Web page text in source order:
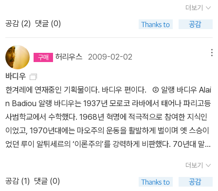
된다.(같은 책: 197 ; 199). 이것에 대한 믿음이 바로 메시아즘이며,
이러한 메시아즘에 대한 믿음을 기반으로 바울은 실천할 수 있었고,
벤야민은 아케이드 프로젝트를 진행할 수 있었음을 아감벤은 말하고
자 하였다. 이들이 말하고자 하는 것, 그들의 현란한 말하기가 포장
해 놓은 것은 결국 실천이 아닐까? 그렇다면 이 지난하고도 엄숙한
실천이 예비하고 있는 것은 무엇인가? 실천이 작동할 때 허무가 낄
자리는 없을 것이나 그 내용 없는 실천은 언제든 허무가 틈입할 자리
를 마련되어 있다. 그들의 제스처란 그들 식으로 말하자면 이런 것이
다. 그들의 제스처란 “해독제이자 일시적인 구원책”이자, “부활의 몸
짓”일 것이다(Kristeva, 󰡔검은 태양󰡕, 2004: 216 ; 217). 그러나
이어지는 크리스테바의 가혹한 말을 기억해야 한다. ““나(네르발-인
용자)는 두 번이나 지옥의 강을 승리자로 건넜다…….” 세 번째는 그러
제 세세히 들어차게 될지 염려도 되지만, 느릿느릿 속도를 줄여 찬찬
히 들여다 본다.2. 자유, 평등, 민주주의, 공화...어쩌면 서구의 사상이
낸 [나]로 세상을 망치는데 또 다른 오백년을 쓰고 있다면, 그렇게 발
라낸 [나]만의 독선과 오만에 대해 다시 원점으로 돌아가야하는 것이
이치에 맞다.3. 철학도, 예술도, 과학도, 사랑도 그 이기심에 사로잡혀
종언을 고했다. 그러니 예술도, 철학도, 사랑도 과학도 없다. [나]만의
오만과 자신감은 멸했다. 고로 [나]는 없다.4. 발라낸 인간은 이제 혼
자 생각할 수 없다. 인류가 오백년동안 잊은 [너]를 불러낸다. 몰아지
경이 아니라 나란 뻥뚫린 구멍은 온통 너로부터 흘러온 것이다. 발라
낸 [나]로 존재하는 것이 아니라 실은 발라내서 구멍난 [나]로 존재했
[-나-너]로 있는 것이라면 그리고 그 숱한 학문이 그 위에 올린 누각
이라면 처음부터 다시 시작해야 한다. 사람의 역사란 것이 기껏 사람
하는 사람에의 사연을 쓰다 못해 한숨 짓는 등잔불은 오롯한 사랑의
나라지요 [등잔불은] 지와성의 이중주 움베르토 에코, 마르티니 [무
엇을 믿을 것인가] 반철학적 거인과 싸우는 정통철학 소년 바디우,
[조건들] /새물결/495쪽 - 알랭 바디우는 포스트모더니즘 이후 해체
담론이 우세했던 철학계에 정통 '형이상학'으로의 회귀를 주장하며 나
타난 철학자다. 정통 철학계에서 보자면 그는 '포스트모더니즘'이라는
비철학적 거인 골리앗과 정면으로 싸워 이긴 철학소년 다윗과도 같은
존재다. 바디우는 정통철학에서 말하는 '단하나'의 진리에 대해서는
부정한다. 철학이란 공존가능한 사건으로서의 진리의 유적공정이라
는 과정에 비추어, 사유의 개별적 '조건들'로 명명, 개념화할 수 있을
뿐이라는 것이다. [성과 속] 엘리아데, 이은봉 역 성과 속은 애초 장소
를 나타내는 공간으로 쓰였다. 원시인들에게는 공간이 항상 균질적인
것이 아니었음을 알 수 있다. 성은 완전을 뜻하는 헬씨, 호울 등으로
더보기
공감 (2) 댓글 (0)
허리우스 2009-02-02
바디우
한겨레에 연재중인 기획물이다. 바디우 편이다. ② 알랭 바디우 Alai
n Badiou 알랭 바디우는 1937년 모로코 라바에서 태어나 파리고등
사범학교에서 수학했다. 1968년 혁명에 적극적으로 참여한 지식인
이었고, 1970년대에는 마오주의 운동을 활발하게 벌이며 옛 스승이
었던 루이 알튀세르의 ‘이론주의’를 강력하게 비판했다. 70년대 말
기 위해 집합이론과 여러 탈근대 철학의 조류를 비판적으로 수용해 1
988년 <존재와 사건>을 집필했다. 이는 새로운 진리 이론을 수립함
더보기
공감 (1) 댓글 (0)